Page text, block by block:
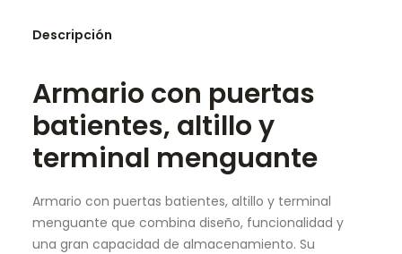
Descripción
Armario con puertas
batientes, altillo y
terminal menguante
Armario con puertas batientes, altillo y terminal
menguante que combina diseño, funcionalidad y
una gran capacidad de almacenamiento. Su